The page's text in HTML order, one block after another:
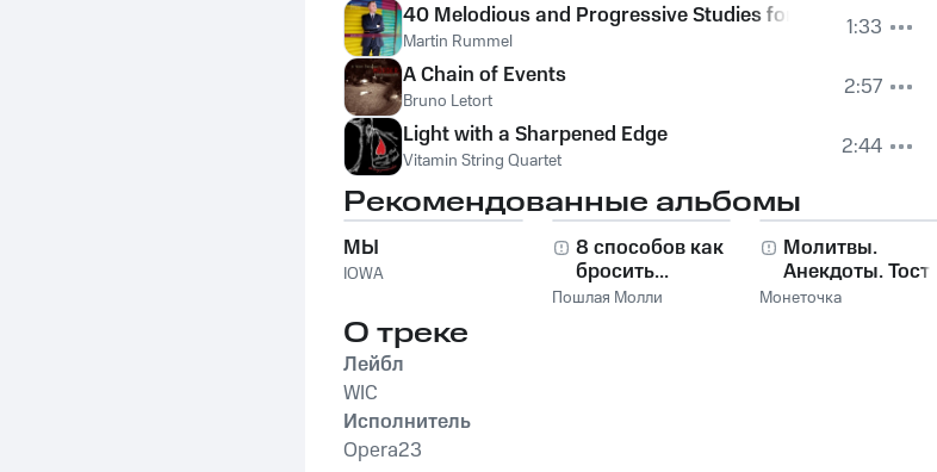
40 Melodious and Progressive Studies for Violoncello,
Martin Rummel
1:33
A Chain of Events
Bruno Letort
2:57
Light with a Sharpened Edge
Vitamin String Quartet 2:44
Рекомендованные альбомы
МЫ
IOWA
8 способов как
бросить...
Пошлая Молли
Молитвы.
Анекдоты. Тосты.
Монеточка
О треке
Лейбл
WIC
Исполнитель
Opera23